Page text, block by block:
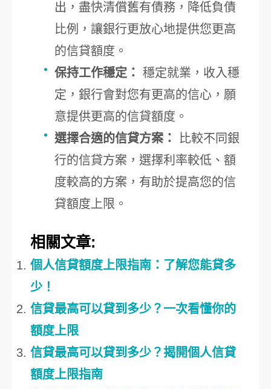
出，盡快清償舊有債務，降低負債
比例，讓銀行更放心地提供您更高
的信貸額度。
保持工作穩定： 穩定就業，收入穩
定，銀行會對您有更高的信心，願
意提供更高的信貸額度。
選擇合適的信貸方案：
比較不同銀
行的信貸方案，選擇利率較低、額
度較高的方案，有助於提高您的信
貸額度上限。
相關文章:
個人信貸額度上限指南：了解您能貸多
少！
信貸最高可以貸到多少？一次看懂你的
額度上限
信貸最高可以貸到多少？揭開個人信貸
額度上限指南